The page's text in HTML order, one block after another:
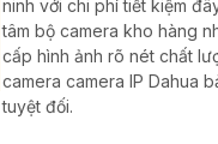
ninh với chi phí tiết kiệm
tâm bộ camera kho hàng
cấp hình ảnh rõ nét chất
camera camera IP Dahua
tuyệt đối.